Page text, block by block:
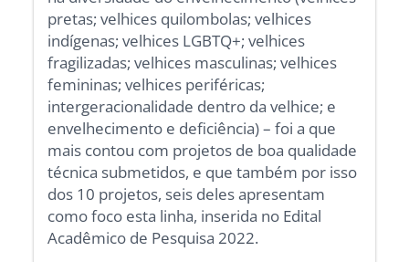
pretas; velhices quilombolas; velhices
indígenas; velhices LGBTQ+; velhices
fragilizadas; velhices masculinas; velhices
femininas; velhices periféricas;
intergeracionalidade dentro da velhice; e
envelhecimento e deficiência) – foi a que
mais contou com projetos de boa qualidade
técnica submetidos, e que também por isso
dos 10 projetos, seis deles apresentam
como foco esta linha, inserida no Edital
Acadêmico de Pesquisa 2022.